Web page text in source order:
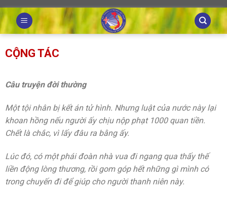
Skip
to
content
CỘNG TÁC
Câu truyện đời thường
Một tội nhân bị kết án tử hình. Nhưng luật của nước này lại
khoan hồng nếu người ấy chịu nộp phạt 1000 quan tiền.
Chết là chắc, vì lấy đâu ra bằng ấy.
Lúc đó, có một phái đoàn nhà vua đi ngang qua thấy thế
liền động lòng thương, rồi gom góp hết những gì mình có
trong chuyến đi để giúp cho người thanh niên này.